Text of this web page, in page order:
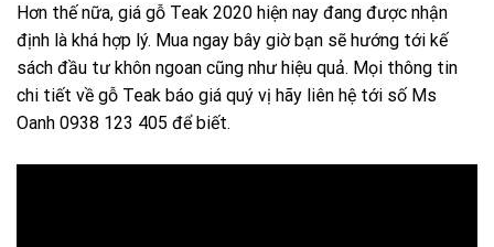
Hơn thế nữa, giá gỗ Teak 2020 hiện nay đang được nhận
định là khá hợp lý. Mua ngay bây giờ bạn sẽ hướng tới kế
sách đầu tư khôn ngoan cũng như hiệu quả. Mọi thông tin
chi tiết về gỗ Teak báo giá quý vị hãy liên hệ tới số Ms
Oanh 0938 123 405 để biết.